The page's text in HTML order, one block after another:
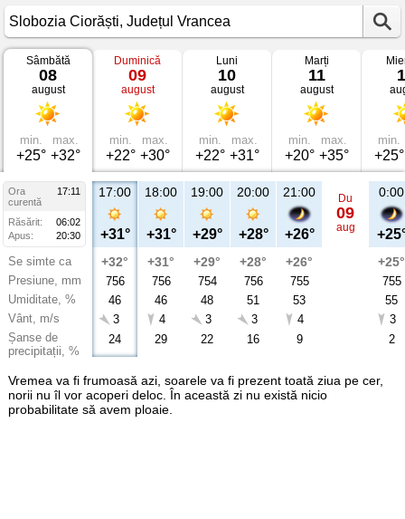
Vremea
Slobozia
Ciorăști
Județul
Vrancea
Sâmbătă
08
august
min.
+25°
max.
+32°
Duminică
09
august
min.
+22°
max.
+30°
Luni
10
august
min.
+22°
max.
+31°
Marți
11
august
min.
+20°
max.
+35°
min.
+25°
Ora
17:11
curentă
Răsărit:
06:02
Apus:
20:30
Se simte ca
Presiune, mm
Umiditate, %
Vânt, m/s
Șanse de
precipitații, %
17:00
+31°
+32°
756
46
3
24
18:00
+31°
+31°
756
46
4
29
19:00
+29°
+29°
754
48
3
22
20:00
+28°
+28°
756
51
3
16
21:00
+26°
+26°
755
53
4
9
Du
09
aug
0:00
+25°
755
55
3
2
Vremea va fi frumoasă azi, soarele va fi prezent toată ziua pe cer,
norii nu îl vor acoperi deloc. În această zi nu există nicio
probabilitate să avem ploaie.